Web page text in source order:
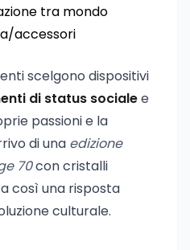
tra mondo
accessori
scelgono dispositivi
di status socialee
passioni e la
di una edizione
70con cristalli
così una risposta
culturale.